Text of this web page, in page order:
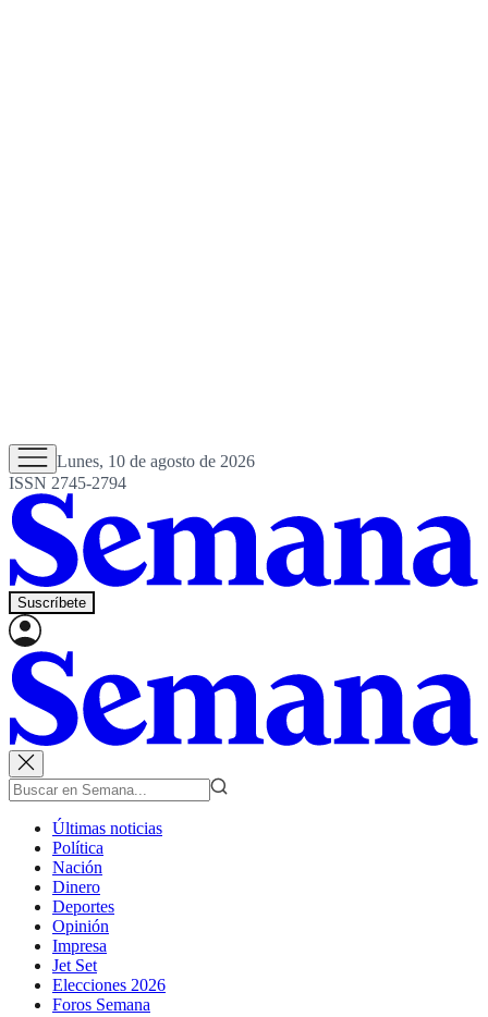
Lunes, 10 de agosto de 2026
ISSN 2745-2794
Suscríbete
Últimas noticias
Política
Nación
Dinero
Deportes
Opinión
Impresa
Jet Set
Elecciones 2026
Foros Semana